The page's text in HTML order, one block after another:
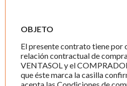
OBJETO
El presente contrato tiene por
relación contractual de
VENTASOL y el
que éste marca la casilla